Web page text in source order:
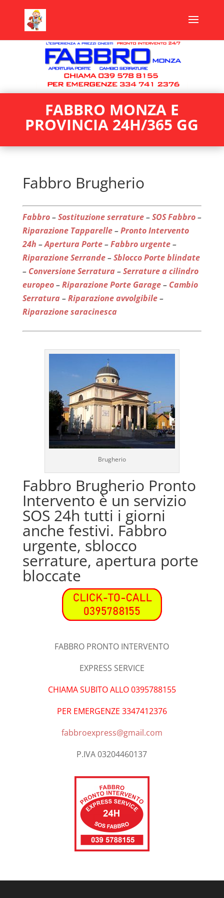
FABBRO MONZA E
PROVINCIA 24H/365 GG
Fabbro Brugherio
Fabbro–Sostituzione serrature–SOS Fabbro–
Riparazione Tapparelle–Pronto Intervento
24h –Apertura Porte–Fabbro urgente–
Riparazione Serrande–Sblocco Porte blindate
– Conversione Serratura –Serrature a cilindro
europeo–Riparazione Porte Garage– Cambio
Serratura –Riparazione avvolgibile–
Riparazione saracinesca
Brugherio
Fabbro Brugherio Pronto
Intervento è un servizio
SOS 24h tutti i giorni
anche festivi. Fabbro
urgente, sblocco
serrature, apertura porte
bloccate
FABBRO PRONTO INTERVENTO
EXPRESS SERVICE
CHIAMA SUBITO ALLO 0395788155
PER EMERGENZE 3347412376
fabbroexpress@gmail.com
P.IVA 03204460137